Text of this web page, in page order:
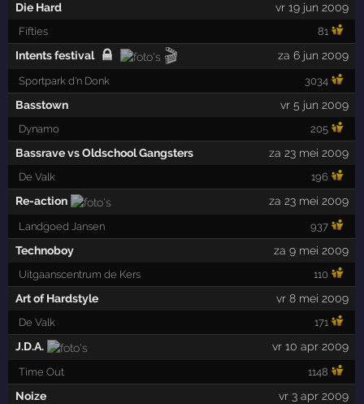
Die Hard vr 19 jun 2009
Fifties 81
Intents festival 🎬 za 6 jun 2009
Sportpark d'n Donk 3034
Basstown vr 5 jun 2009
Dynamo 205
Bassrave vs Oldschool Gangsters za 23 mei 2009
De Valk 196
Re-action za 23 mei 2009
Landgoed Jansen 937
Technoboy za 9 mei 2009
Uitgaanscentrum de Kers 110
Art of Hardstyle vr 8 mei 2009
De Valk 171
J.D.A. vr 10 apr 2009
Time Out 1148
Noize vr 3 apr 2009